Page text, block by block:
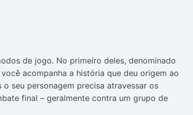
de jogo. No primeiro deles, denominado
você acompanha a história que deu origem ao
seu personagem precisa atravessar os
final – geralmente contra um grupo de